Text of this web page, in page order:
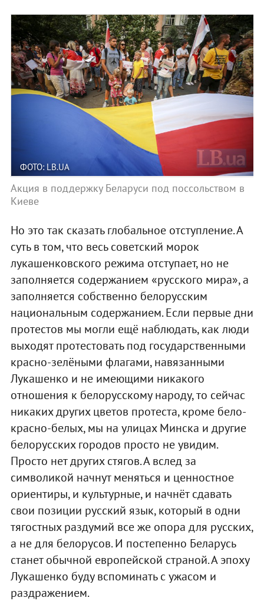
ФОТО: LB.UA
Акция в поддержку Беларуси под поссольством в
Киеве
Но это так сказать глобальное отступление. А
суть в том, что весь советский морок
лукашенковского режима отступает, но не
заполняется содержанием «русского мира», а
заполняется собственно белорусским
национальным содержанием. Если первые дни
протестов мы могли ещё наблюдать, как люди
выходят протестовать под государственными
красно-зелёными флагами, навязанными
Лукашенко и не имеющими никакого
отношения к белорусскому народу, то сейчас
никаких других цветов протеста, кроме бело-
красно-белых, мы на улицах Минска и другие
белорусских городов просто не увидим.
Просто нет других стягов. А вслед за
символикой начнут меняться и ценностное
ориентиры, и культурные, и начнёт сдавать
свои позиции русский язык, который в одни
тягостных раздумий все же опора для русских,
а не для белорусов. И постепенно Беларусь
станет обычной европейской страной. А эпоху
Лукашенко буду вспоминать с ужасом и
раздражением.